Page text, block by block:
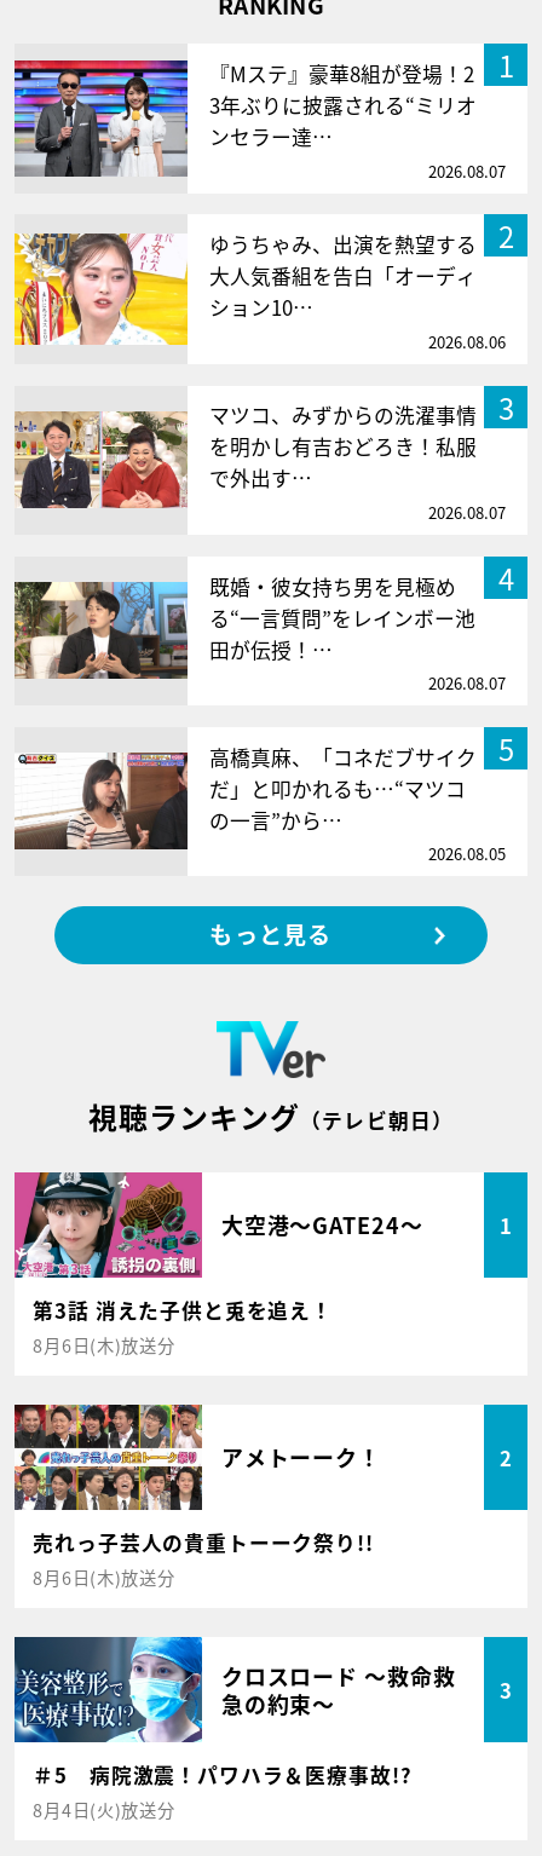
1
『Mステ』豪華8組が登場！2
3年ぶりに披露される“ミリオ
ンセラー達…
2026.08.07
2
ゆうちゃみ、出演を熱望する
大人気番組を告白「オーディ
ション10…
2026.08.06
3
マツコ、みずからの洗濯事情
を明かし有吉おどろき！私服
で外出す…
2026.08.07
4
既婚・彼女持ち男を見極め
る“一言質問”をレインボー池
田が伝授！…
2026.08.07
5
高橋真麻、「コネだブサイク
だ」と叩かれるも…“マツコ
の一言”から…
2026.08.05
もっと見る
視聴ランキング （テレビ朝日）
大空港～GATE24～ 1
第3話 消えた子供と兎を追え！
8月6日(木)放送分
アメトーーク！ 2
売れっ子芸人の貴重トーーク祭り!!
8月6日(木)放送分
クロスロード ～救命救
急の約束～
3
＃5 病院激震！パワハラ＆医療事故!?
8月4日(火)放送分